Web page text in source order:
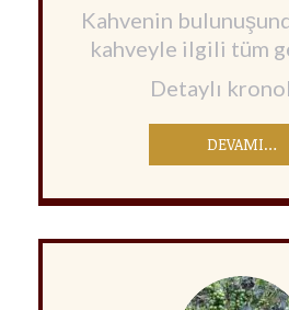
Kahvenin
kahveyle ilgili tüm
Detaylı
DEVAMI…